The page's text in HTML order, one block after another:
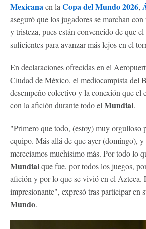
Mexicanaen la Copa del Mundo 2026,
aseguró que los jugadores se marchan
y tristeza, pues están convencido de que
suficientes para avanzar más lejos en el
En declaraciones ofrecidas en el
Ciudad de México, el mediocampista del
desempeño colectivo y la conexión que el
con la afición durante todo el Mundial.
"Primero que todo, (estoy) muy orgulloso
equipo. Más allá de que ayer (domingo),
merecíamos muchísimo más. Por todo lo
Mundialque fue, por todos los juegos,
afición y por lo que se vivió en el Azteca.
impresionante", expresó tras participar en
Mundo.